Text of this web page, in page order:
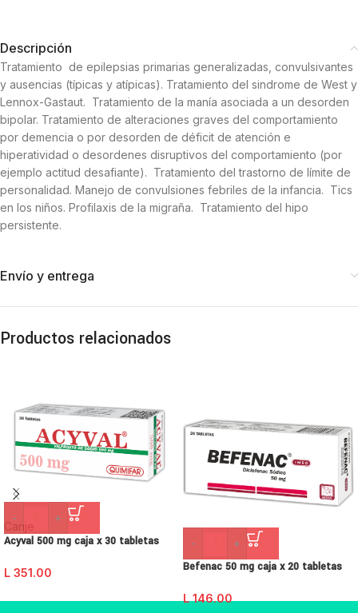
Descripción
Tratamiento de epilepsias primarias generalizadas, convulsivantes
y ausencias (típicas y atípicas). Tratamiento del sindrome de West y
Lennox-Gastaut. Tratamiento de la manía asociada a un desorden
bipolar. Tratamiento de alteraciones graves del comportamiento
por demencia o por desorden de déficit de atención e
hiperatividad o desordenes disruptivos del comportamiento (por
ejemplo actitud desafiante). Tratamiento del trastorno de límite de
personalidad. Manejo de convulsiones febriles de la infancia. Tics
en los niños. Profilaxis de la migraña. Tratamiento del hipo
persistente.
Envío y entrega
Productos relacionados
Canje
- +
Acyval 500 mg caja x 30 tabletas
L 351.00
- +
Befenac 50 mg caja x 20 tabletas
L146.00